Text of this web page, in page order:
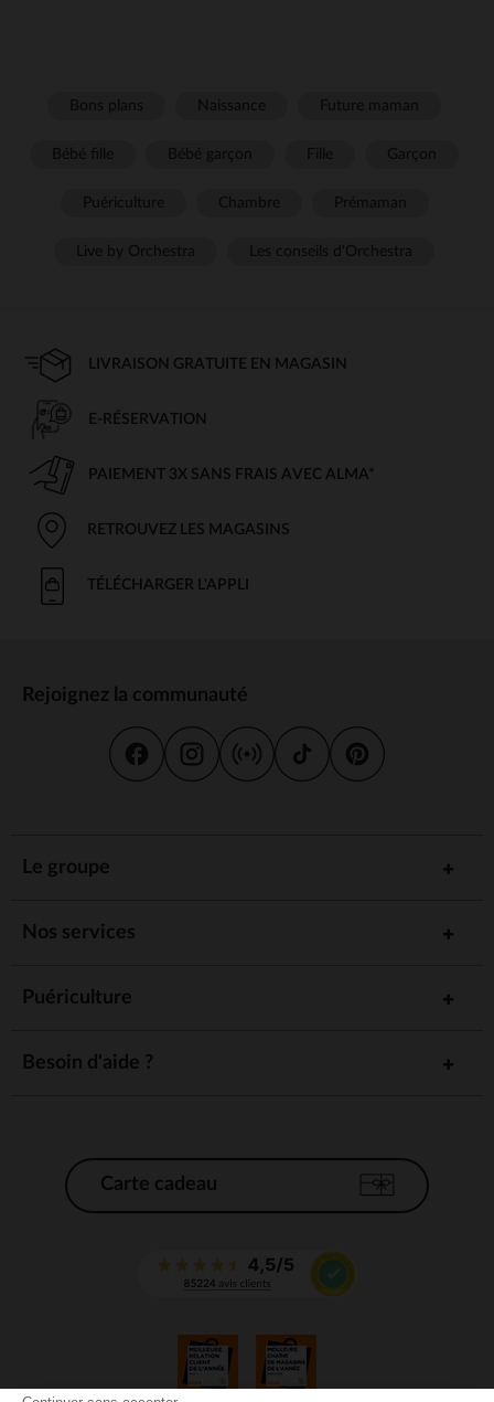
LIVRAISON GRATUITE EN MAGASIN
E-RÉSERVATION
PAIEMENT 3X SANS FRAIS AVEC ALMA*
RETROUVEZ LES MAGASINS
TÉLÉCHARGER L'APPLI
Rejoignez la communauté
Le groupe
Nos services
Puériculture
Besoin d'aide ?
Carte cadeau